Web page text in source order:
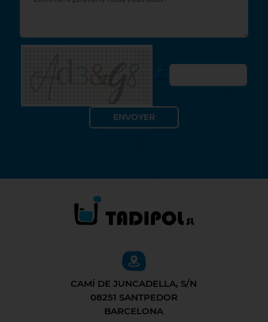
CAMÍ DE JUNCADELLA, S/N
08251 SANTPEDOR
BARCELONA